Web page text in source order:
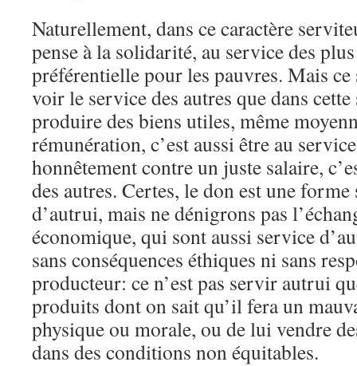
Naturellement, dans ce caractère
pense à la solidarité, au service des
préférentielle pour les pauvres. Mais
voir le service des autres que dans
produire des biens utiles, même
rémunération, c’est aussi être au
honnêtement contre un juste salaire,
des autres. Certes, le don est une
d’autrui, mais ne dénigrons pas
économique, qui sont aussi service
sans conséquences éthiques ni sans
producteur: ce n’est pas servir autrui
produits dont on sait qu’il fera un
physique ou morale, ou de lui vendre
dans des conditions non équitables.